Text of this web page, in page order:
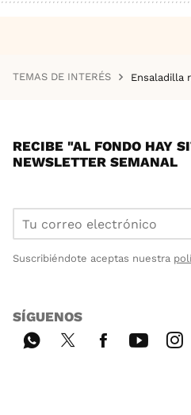
TEMAS DE INTERÉS Ensaladilla
RECIBE "AL FONDO HAY
NEWSLETTER SEMANAL
Suscribiéndote aceptas nuestra
SÍGUENOS